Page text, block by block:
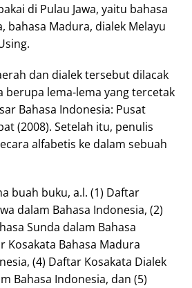
di Pulau Jawa, yaitu bahasa
bahasa Madura, dialek Melayu
dan dialek tersebut dilacak
berupa lema-lema yang tercetak
Bahasa Indonesia: Pusat
(2008). Setelah itu, penulis
alfabetis ke dalam sebuah
buah buku, a.l. (1) Daftar
dalam Bahasa Indonesia, (2)
Sunda dalam Bahasa
Kosakata Bahasa Madura
(4) Daftar Kosakata Dialek
Bahasa Indonesia, dan (5)